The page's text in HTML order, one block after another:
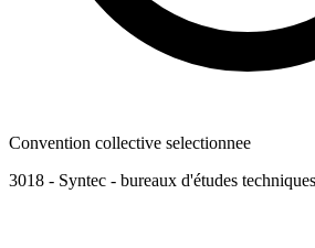
Convention collective selectionnee
3018 - Syntec - bureaux d'études